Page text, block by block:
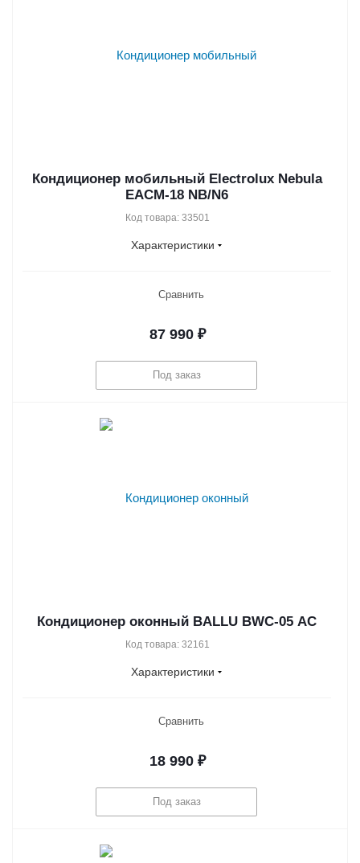
Кондиционер мобильный Electrolux Nebula
EACM-18 NB/N6
Код товара: 33501
Характеристики
Сравнить
87 990₽
Под заказ
Кондиционер оконный BALLU BWC-05 AC
Код товара: 32161
Характеристики
Сравнить
18 990₽
Под заказ